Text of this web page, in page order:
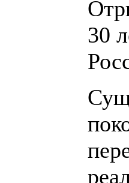
30